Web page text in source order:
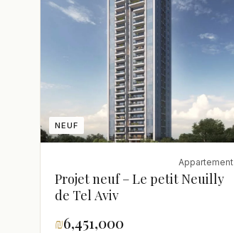
NEUF
Appartement
Projet neuf – Le petit Neuilly
de Tel Aviv
₪6,451,000